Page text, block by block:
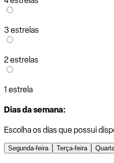
3 estrelas
2 estrelas
1 estrela
Dias da semana:
Escolha os dias que possui
Segunda-feira Terça-feira